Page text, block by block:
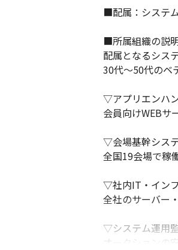
■配属：システ
■所属組織の説
配属となるシス
30代〜50代のベ
▽アプリエンハ
会員向けWEBサ
▽会場基幹シス
全国19会場で稼
▽社内IT・イン
全社のサーバー
▽システム運用
オークション